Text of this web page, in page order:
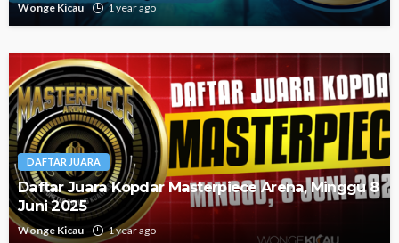
Wonge Kicau 1 year ago
DAFTAR JUARA
Daftar Juara Kopdar Masterpiece Arena, Minggu 8
Juni 2025
Wonge Kicau 1 year ago